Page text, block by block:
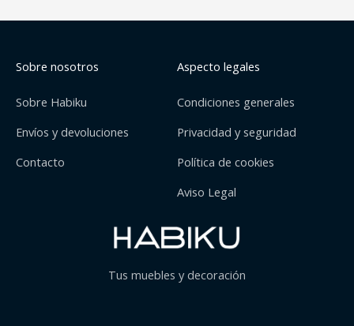
Sobre nosotros
Sobre Habiku
Envíos y devoluciones
Contacto
Aspecto legales
Condiciones generales
Privacidad y seguridad
Política de cookies
Aviso Legal
Tus muebles y decoración